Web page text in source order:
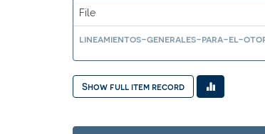
File
lineamientos-generales-para-el-
Show full item record